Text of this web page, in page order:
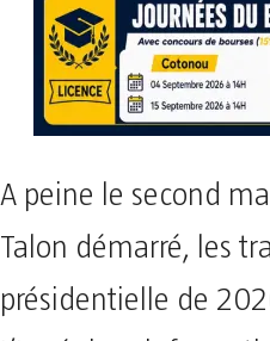
A peine le second
Talon démarré, les
présidentielle de